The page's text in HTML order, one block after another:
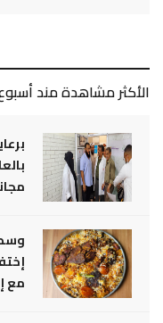
الأكثر مشاهدة مند
مع